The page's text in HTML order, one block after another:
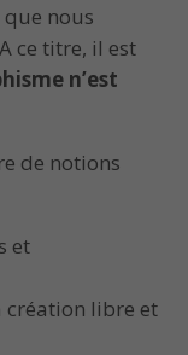
que nous
ce titre, il est
n’est
de notions
et
création libre et